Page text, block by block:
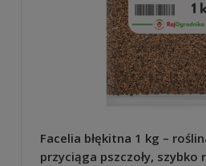
Facelia błękitna 1 kg –
przyciąga pszczoły, szybko